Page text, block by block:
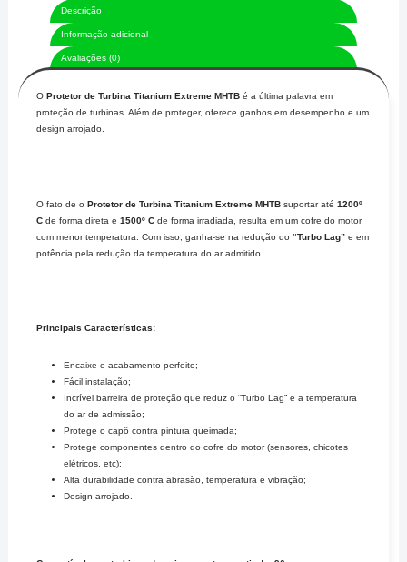
Descrição
Informação adicional
Avaliações (0)
O Protetor de Turbina Titanium Extreme MHTB é a última palavra em
proteção de turbinas. Além de proteger, oferece ganhos em desempenho e um
design arrojado.
O fato de oProtetor de Turbina Titanium Extreme MHTB suportar até1200º
C de forma direta e1500º C de forma irradiada, resulta em um cofre do motor
com menor temperatura. Com isso, ganha-se na redução do“Turbo Lag” e em
potência pela redução da temperatura do ar admitido.
Principais Características:
Encaixe e acabamento perfeito;
Fácil instalação;
Incrível barreira de proteção que reduz o “Turbo Lag” e a temperatura
do ar de admissão;
Protege o capô contra pintura queimada;
Protege componentes dentro do cofre do motor (sensores, chicotes
elétricos, etc);
Alta durabilidade contra abrasão, temperatura e vibração;
Design arrojado.